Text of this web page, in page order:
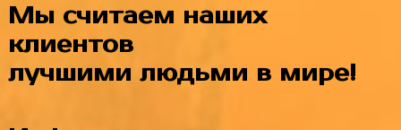
Мы считаем наших
клиентов
лучшими людьми в мире!